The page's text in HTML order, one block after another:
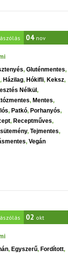
04 nov
, Gluténmentes,
, Házilag, Hókifli, Keksz,
Nélkül ,
, Mentes,
, Patkó, Porhanyós,
, Receptműves,
, Tejmentes,
, Vegán
02 okt
, Egyszerű, Fordított,